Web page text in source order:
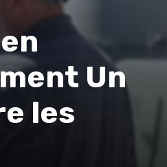
Un
les